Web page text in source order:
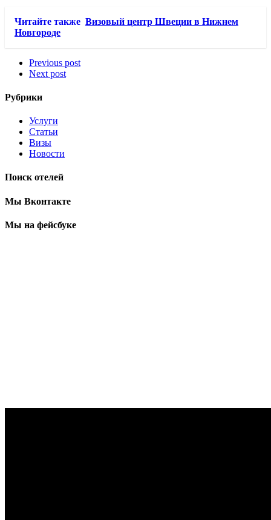
Читайте также Визовый центр Швеции в Нижнем
Новгороде
Previous post
Next post
Рубрики
Услуги
Статьи
Визы
Новости
Поиск отелей
Мы Вконтакте
Мы на фейсбуке